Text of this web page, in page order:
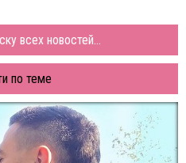
всех новостей...
по теме